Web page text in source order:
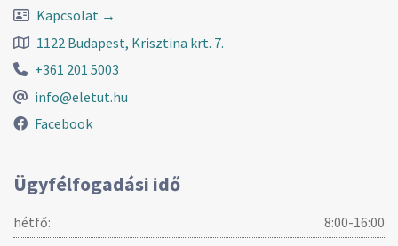
Kapcsolat →
1122 Budapest, Krisztina krt. 7.
+361 201 5003
info@eletut.hu
Facebook
Ügyfélfogadási idő
hétfő:
8:00-16:00